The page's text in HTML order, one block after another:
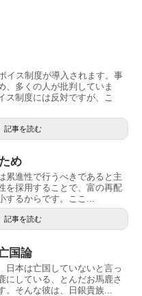
イス制度が導入されます。事
、多くの人が批判していま
ス制度には反対ですが、こ
記事を読む
め
累進性で行うべきであると主
を採用することで、富の再配
するからです。ここ...
記事を読む
国論
日本は亡国していないと言っ
にしている、とんだお馬鹿さ
。そんな彼は、日銀貴族...